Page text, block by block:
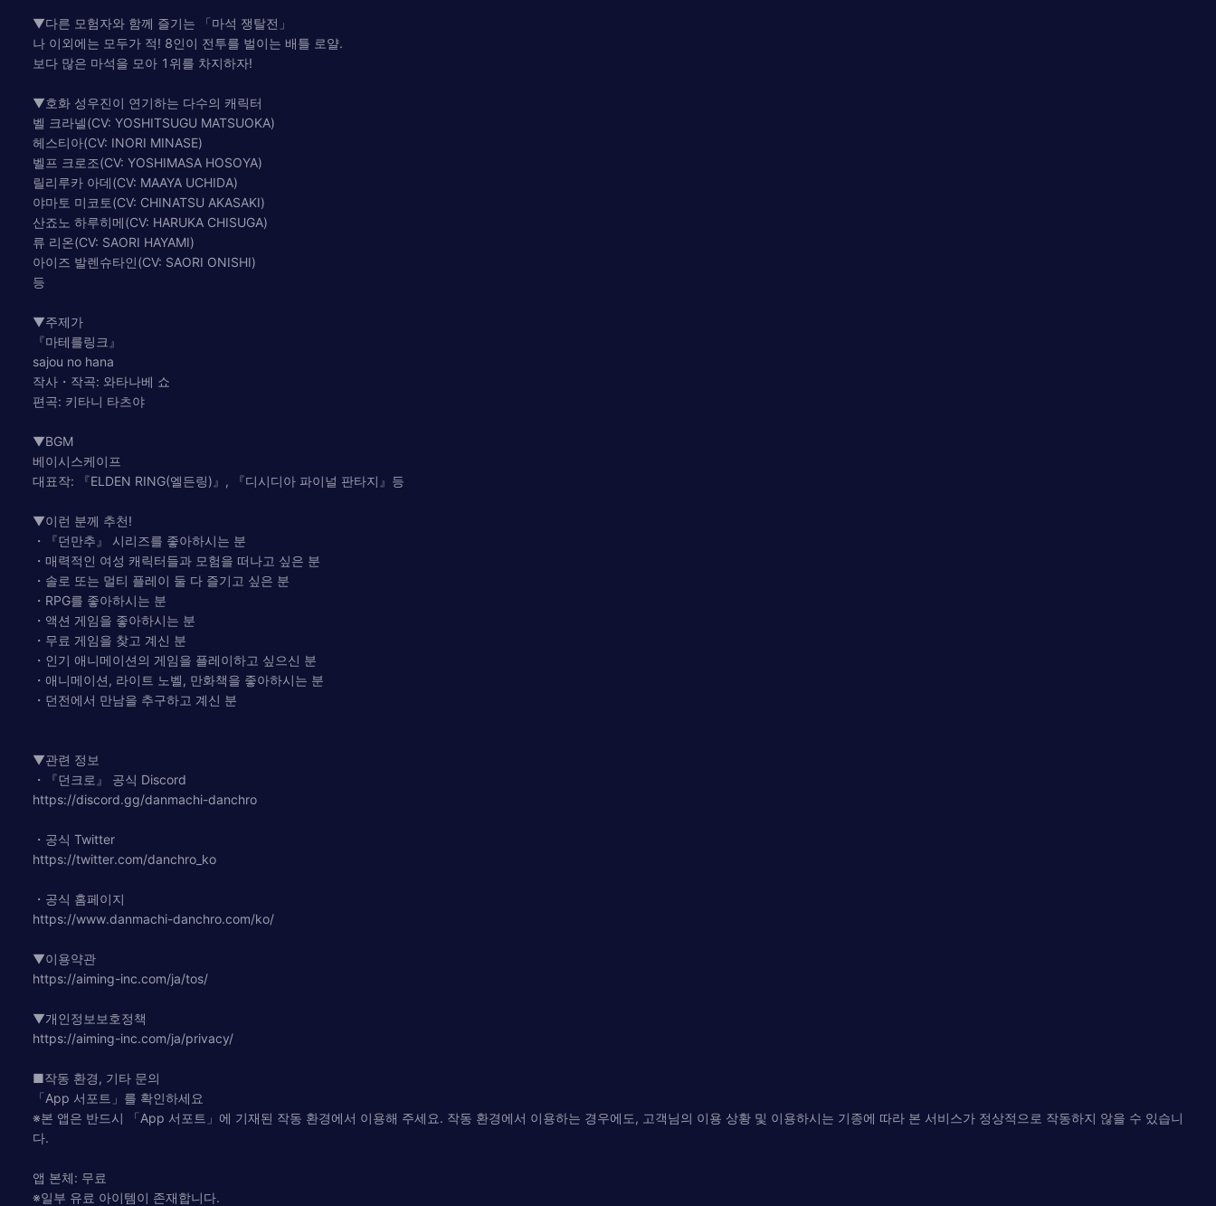
▼다른 모험자와 함께 즐기는 「마석 쟁탈전」
나 이외에는 모두가 적! 8인이 전투를 벌이는 배틀 로얄.
보다 많은 마석을 모아 1위를 차지하자!
▼호화 성우진이 연기하는 다수의 캐릭터
벨 크라넬(CV: YOSHITSUGU MATSUOKA)
헤스티아(CV: INORI MINASE)
벨프 크로조(CV: YOSHIMASA HOSOYA)
릴리루카 아데(CV: MAAYA UCHIDA)
야마토 미코토(CV: CHINATSU AKASAKI)
산죠노 하루히메(CV: HARUKA CHISUGA)
류 리온(CV: SAORI HAYAMI)
아이즈 발렌슈타인(CV: SAORI ONISHI)
등
▼주제가
『마테를링크』
sajou no hana
작사・작곡: 와타나베 쇼
편곡: 키타니 타츠야
▼BGM
베이시스케이프
대표작: 『ELDEN RING(엘든링)』, 『디시디아 파이널 판타지』등
▼이런 분께 추천!
・『던만추』 시리즈를 좋아하시는 분
・매력적인 여성 캐릭터들과 모험을 떠나고 싶은 분
・솔로 또는 멀티 플레이 둘 다 즐기고 싶은 분
・RPG를 좋아하시는 분
・액션 게임을 좋아하시는 분
・무료 게임을 찾고 계신 분
・인기 애니메이션의 게임을 플레이하고 싶으신 분
・애니메이션, 라이트 노벨, 만화책을 좋아하시는 분
・던전에서 만남을 추구하고 계신 분
▼관련 정보
・『던크로』 공식 Discord
https://discord.gg/danmachi-danchro
・공식 Twitter
https://twitter.com/danchro_ko
・공식 홈페이지
https://www.danmachi-danchro.com/ko/
▼이용약관
https://aiming-inc.com/ja/tos/
▼개인정보보호정책
https://aiming-inc.com/ja/privacy/
■작동 환경, 기타 문의
「App 서포트」를 확인하세요
※본 앱은 반드시 「App 서포트」에 기재된 작동 환경에서 이용해 주세요. 작동 환경에서 이용하는 경우에도, 고객님의 이용 상황 및 이용하시는 기종에 따라 본 서비스가 정상적으로 작동하지 않을 수 있습니
다.
앱 본체: 무료
※일부 유료 아이템이 존재합니다.